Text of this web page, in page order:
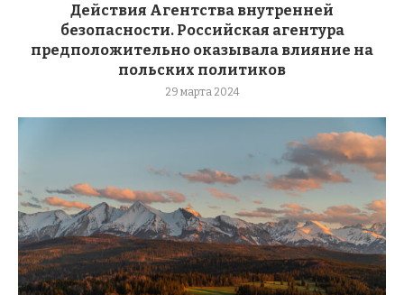
Действия Агентства внутренней
безопасности. Российская агентура
предположительно оказывала влияние на
польских политиков
29 марта 2024